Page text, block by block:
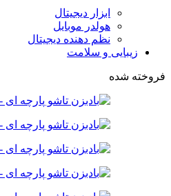
ابزار دیجیتال
هولدر موبایل
نظم دهنده دیجیتال
زیبایی و سلامت
فروخته شده